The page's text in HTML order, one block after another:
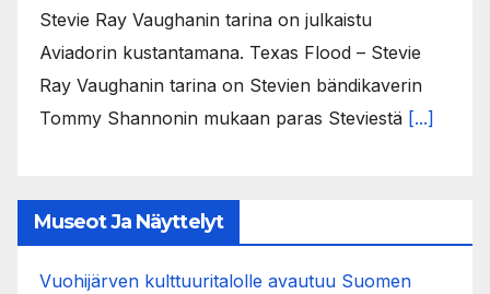
Stevie Ray Vaughanin tarina on julkaistu
Aviadorin kustantamana. Texas Flood – Stevie
Ray Vaughanin tarina on Stevien bändikaverin
Tommy Shannonin mukaan paras Steviestä [...]
Museot Ja Näyttelyt
Vuohijärven kulttuuritalolle avautuu Suomen